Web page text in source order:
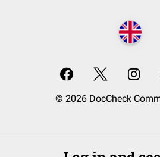
© 2026 DocCheck